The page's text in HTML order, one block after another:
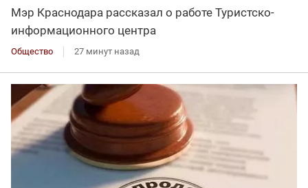
Мэр Краснодара рассказал о работе Туристско-
информационного центра
Общество 27 минут назад